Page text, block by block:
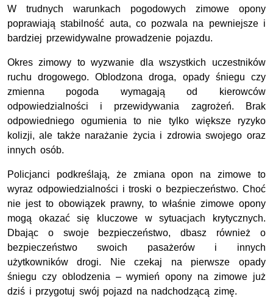
W trudnych warunkach pogodowych zimowe opony
poprawiają stabilność auta, co pozwala na pewniejsze i
bardziej przewidywalne prowadzenie pojazdu.
Okres zimowy to wyzwanie dla wszystkich uczestników
ruchu drogowego. Oblodzona droga, opady śniegu czy
zmienna pogoda wymagają od kierowców
odpowiedzialności i przewidywania zagrożeń. Brak
odpowiedniego ogumienia to nie tylko większe ryzyko
kolizji, ale także narażanie życia i zdrowia swojego oraz
innych osób.
Policjanci podkreślają, że zmiana opon na zimowe to
wyraz odpowiedzialności i troski o bezpieczeństwo. Choć
nie jest to obowiązek prawny, to właśnie zimowe opony
mogą okazać się kluczowe w sytuacjach krytycznych.
Dbając o swoje bezpieczeństwo, dbasz również o
bezpieczeństwo swoich pasażerów i innych
użytkowników drogi. Nie czekaj na pierwsze opady
śniegu czy oblodzenia – wymień opony na zimowe już
dziś i przygotuj swój pojazd na nadchodzącą zimę.